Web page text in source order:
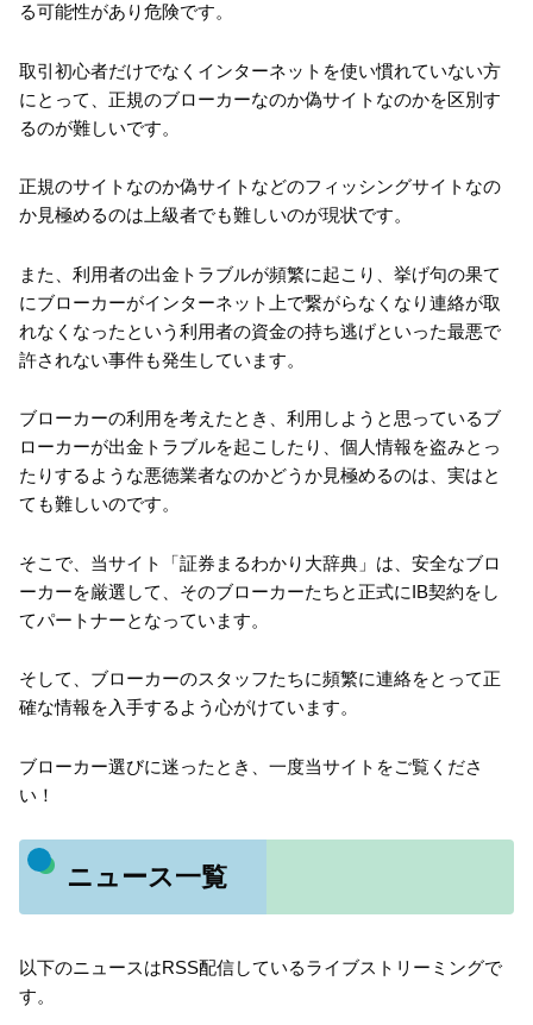
る可能性があり危険です。
取引初心者だけでなくインターネットを使い慣れていない方
にとって、正規のブローカーなのか偽サイトなのかを区別す
るのが難しいです。
正規のサイトなのか偽サイトなどのフィッシングサイトなの
か見極めるのは上級者でも難しいのが現状です。
また、利用者の出金トラブルが頻繁に起こり、挙げ句の果て
にブローカーがインターネット上で繋がらなくなり連絡が取
れなくなったという利用者の資金の持ち逃げといった最悪で
許されない事件も発生しています。
ブローカーの利用を考えたとき、利用しようと思っているブ
ローカーが出金トラブルを起こしたり、個人情報を盗みとっ
たりするような悪徳業者なのかどうか見極めるのは、実はと
ても難しいのです。
そこで、当サイト「証券まるわかり大辞典」は、安全なブロ
ーカーを厳選して、そのブローカーたちと正式にIB契約をし
てパートナーとなっています。
そして、ブローカーのスタッフたちに頻繁に連絡をとって正
確な情報を入手するよう心がけています。
ブローカー選びに迷ったとき、一度当サイトをご覧くださ
い！
ニュース一覧
以下のニュースはRSS配信しているライブストリーミングで
す。